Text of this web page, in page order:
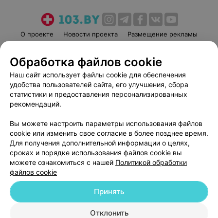
О проекте Новости проекта
Размещение рекламы
Пользовательское соглашение
Способы оплаты
Вакансии
Партнеры
Написать руководителю 103.by
Обработка персональных данных
© 2026 ООО «Артокс Лаб», УНП 191700409
| 220012, Республика Беларусь,
Обработка файлов cookie
Наш сайт использует файлы cookie для обеспечения
удобства пользователей сайта, его улучшения, сбора
статистики и предоставления персонализированных
рекомендаций.
Вы можете настроить параметры использования файлов
cookie или изменить свое согласие в более позднее время.
Для получения дополнительной информации о целях,
сроках и порядке использования файлов cookie вы
можете ознакомиться с нашей Политикой обработки
файлов cookie
Отклонить
Принять